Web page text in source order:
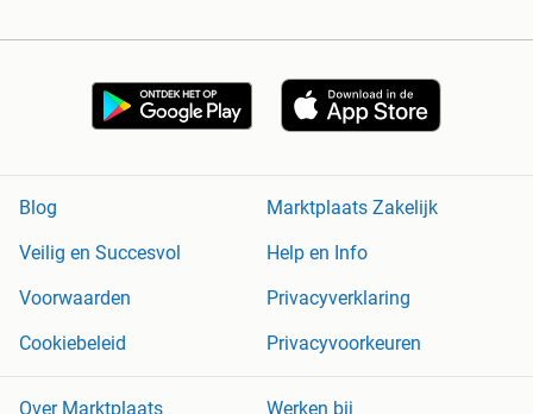
Blog
Marktplaats Zakelijk
Veilig en Succesvol
Help en Info
Voorwaarden
Privacyverklaring
Cookiebeleid
Privacyvoorkeuren
Over Marktplaats
Werken bij